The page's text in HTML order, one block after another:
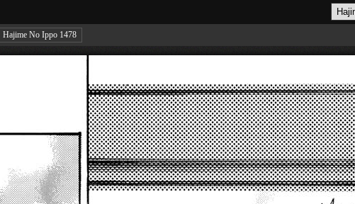
Hajime No Ippo 1478